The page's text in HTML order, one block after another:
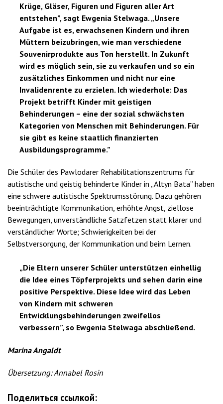
Krüge, Gläser, Figuren und Figuren aller Art
entstehen”, sagt Ewgenia Stelwaga. „Unsere
Aufgabe ist es, erwachsenen Kindern und ihren
Müttern beizubringen, wie man verschiedene
Souvenirprodukte aus Ton herstellt. In Zukunft
wird es möglich sein, sie zu verkaufen und so ein
zusätzliches Einkommen und nicht nur eine
Invalidenrente zu erzielen. Ich wiederhole: Das
Projekt betrifft Kinder mit geistigen
Behinderungen – eine der sozial schwächsten
Kategorien von Menschen mit Behinderungen. Für
sie gibt es keine staatlich finanzierten
Ausbildungsprogramme.”
Die Schüler des Pawlodarer Rehabilitationszentrums für
autistische und geistig behinderte Kinder in „Altyn Bata” haben
eine schwere autistische Spektrumsstörung. Dazu gehören
beeinträchtigte Kommunikation, erhöhte Angst, ziellose
Bewegungen, unverständliche Satzfetzen statt klarer und
verständlicher Worte; Schwierigkeiten bei der
Selbstversorgung, der Kommunikation und beim Lernen.
„Die Eltern unserer Schüler unterstützen einhellig
die Idee eines Töpferprojekts und sehen darin eine
positive Perspektive. Diese Idee wird das Leben
von Kindern mit schweren
Entwicklungsbehinderungen zweifellos
verbessern”, so Ewgenia Stelwaga abschließend.
Marina Angaldt
Übersetzung: Annabel Rosin
Поделиться ссылкой: